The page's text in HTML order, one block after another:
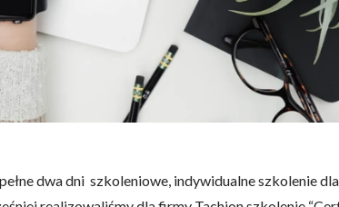
dwa dni szkoleniowe, indywidualne szkolenie